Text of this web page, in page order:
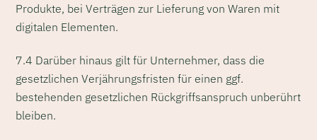
Produkte, bei Verträgen zur Lieferung von Waren mit
digitalen Elementen.
7.4 Darüber hinaus gilt für Unternehmer, dass die
gesetzlichen Verjährungsfristen für einen ggf.
bestehenden gesetzlichen Rückgriffsanspruch unberührt
bleiben.